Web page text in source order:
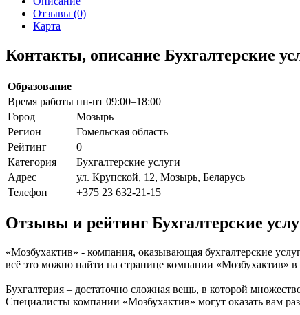
Отзывы (0)
Карта
Контакты, описание Бухгалтерские
Образование
Время работы пн-пт 09:00–18:00
Город
Мозырь
Регион
Гомельская область
Рейтинг
0
Категория
Бухгалтерские услуги
Адрес
ул. Крупской, 12, Мозырь, Беларусь
Телефон
+375 23 632-21-15
Отзывы и рейтинг Бухгалтерские
«Мозбухактив» - компания, оказывающая бухгалтерские
всё это можно найти на странице компании «Мозбухактив»
Бухгалтерия – достаточно сложная вещь, в которой
Специалисты компании «Мозбухактив» могут оказать вам